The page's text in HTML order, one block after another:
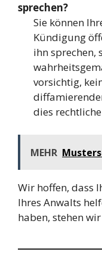
sprechen?
Sie können
Kündigung
ihn sprechen,
vorsichtig,
dies
MEHR
Wir hoffen, dass
Ihres Anwalts
haben, stehen